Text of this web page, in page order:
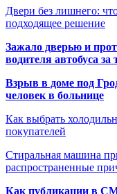
Двери без лишнего:
подходящее решение
Зажало дверью и
водителя автобуса
Взрыв в доме под
человек в больнице
Как выбрать
покупателей
Стиральная машина
распространенные
Как публикации в